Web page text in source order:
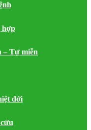
hợp
– Tự miễn
đới